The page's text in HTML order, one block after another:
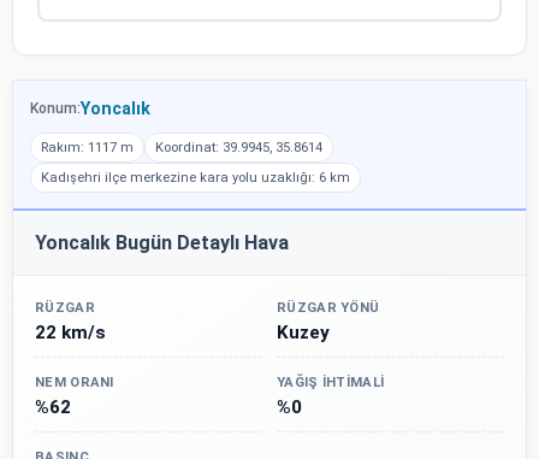
Konum:Yoncalık
Rakım: 1117 m
Koordinat: 39.9945, 35.8614
Kadışehri ilçe merkezine kara yolu uzaklığı: 6 km
Yoncalık Bugün Detaylı Hava
RÜZGAR
22 km/s
RÜZGAR YÖNÜ
Kuzey
NEM ORANI
%62
YAĞIŞ İHTIMALI
%0